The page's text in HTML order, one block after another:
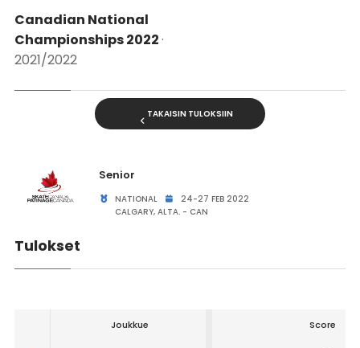
Canadian National
Championships 2022·
2021/2022
TAKAISIN TULOKSIIN
Senior
NATIONAL
24-27 FEB 2022
CALGARY, ALTA. - CAN
Tulokset
Joukkue Score